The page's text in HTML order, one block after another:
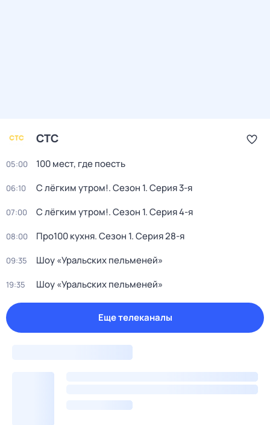
СТС
05:00 100 мест, где поесть
06:10 С лёгким утром!. Сезон 1. Серия 3-я
07:00 С лёгким утром!. Сезон 1. Серия 4-я
08:00 Про100 кухня. Сезон 1. Серия 28-я
09:35 Шоу «Уральских пельменей»
19:35 Шоу «Уральских пельменей»
Еще телеканалы